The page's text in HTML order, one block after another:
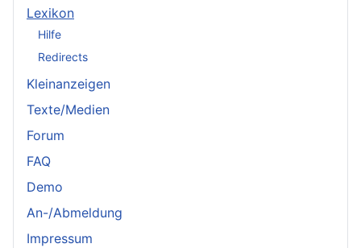
Lexikon
Hilfe
Redirects
Kleinanzeigen
Texte/Medien
Forum
FAQ
Demo
An-/Abmeldung
Impressum